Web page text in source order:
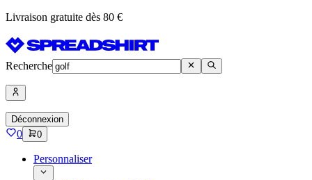
Livraison gratuite dès 80 €
Recherche
Déconnexion
0 0
Personnaliser